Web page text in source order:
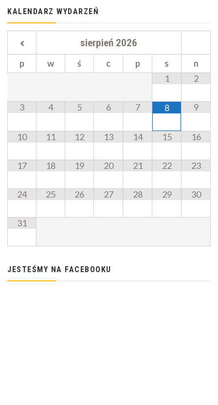
KALENDARZ WYDARZEŃ
sierpień 2026
p w ś c p s
n
1
2
3 4 5 6 7 8 9
10 11 12 13 14 15 16
17 18 19 20 21 22 23
24 25 26 27 28 29 30
31
JESTEŚMY NA FACEBOOKU